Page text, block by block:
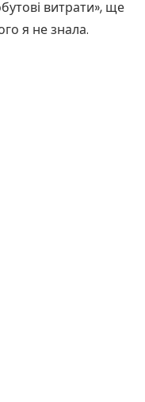
витрати», ще
я не знала.